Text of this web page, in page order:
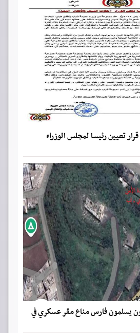
تعيين رئيسا لمجلس الوزراء
يسلمون فارس مناع مقر عسكري في